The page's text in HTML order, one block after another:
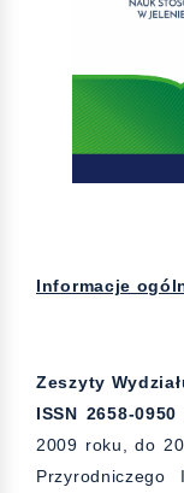
Informacje
Zeszyty
ISSN 2658-0950
2009 roku, do